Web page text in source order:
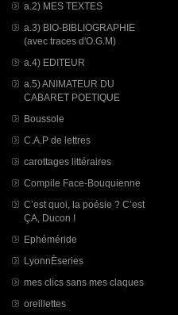
a.2) MES TEXTES
a.3) BIO-BIBLIOGRAPHIE
(avec traces d'O.G.M)
a.4) EDITEUR
a.5) ANIMATEUR DU
CABARET POETIQUE
Boussole
C.A.P de lettres
carottages littéraires
Compile Face-Bouquienne
C’est quoi, la poésie ? C’est
ÇA, Ducon !
Ephéméride
LyonnÈseries
mes clics sans mes claques
oreillettes